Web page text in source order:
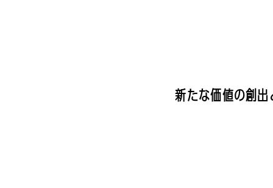
新たな価値の創出